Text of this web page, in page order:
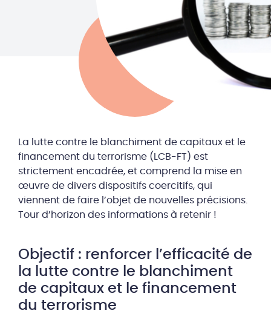
La lutte contre le blanchiment de capitaux et le
financement du terrorisme (LCB-FT) est
strictement encadrée, et comprend la mise en
œuvre de divers dispositifs coercitifs, qui
viennent de faire l’objet de nouvelles précisions.
Tour d’horizon des informations à retenir !
Objectif : renforcer l’efficacité de
la lutte contre le blanchiment
de capitaux et le financement
du terrorisme